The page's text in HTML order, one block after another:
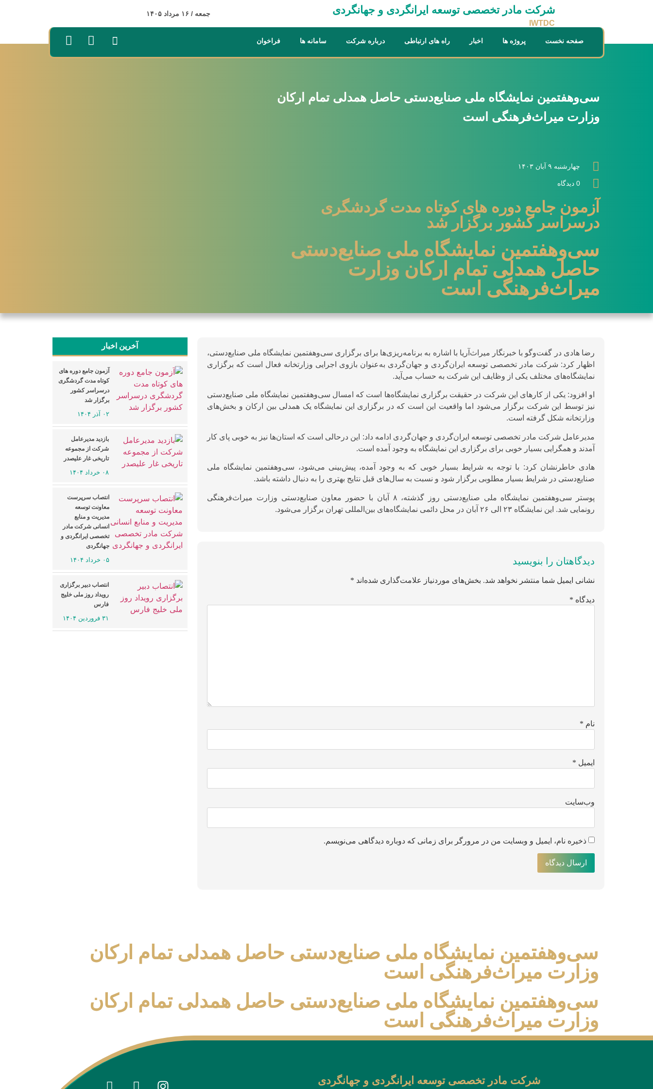
شرکت مادر تخصصی توسعه ایرانگردی و جهانگردی
IWTDC
جمعه / ۱۶ مرداد ۱۴۰۵
صفحه نخست پروژه ها اخبار راه های ارتباطی درباره شرکت سامانه ها فراخوان
سی‌وهفتمین نمایشگاه ملی صنایع‌دستی حاصل همدلی تمام ارکان
وزارت میراث‌فرهنگی است
چهارشنبه ۹ آبان ۱۴۰۳
0 دیدگاه
آزمون جامع دوره های کوتاه مدت گردشگری
درسراسر کشور برگزار شد
سی‌وهفتمین نمایشگاه ملی صنایع‌دستی
حاصل همدلی تمام ارکان وزارت
میراث‌فرهنگی است
رضا هادی در گفت‌وگو با خبرنگار میراث‌آریا با اشاره به برنامه‌ریزی‌ها برای برگزاری سی‌وهفتمین نمایشگاه ملی صنایع‌دستی،
اظهار کرد: شرکت مادر تخصصی توسعه ایران‌گردی و جهان‌گردی به‌عنوان بازوی اجرایی وزارتخانه فعال است که برگزاری
نمایشگاه‌های مختلف یکی از وظایف این شرکت به حساب می‌آید.
او افزود: یکی از کارهای این شرکت در حقیقت برگزاری نمایشگاه‌ها است که امسال سی‌وهفتمین نمایشگاه ملی صنایع‌دستی
نیز توسط این شرکت برگزار می‌شود اما واقعیت این است که در برگزاری این نمایشگاه یک همدلی بین ارکان و بخش‌های
وزارتخانه شکل گرفته است.
مدیرعامل شرکت مادر تخصصی توسعه ایران‌گردی و جهان‌گردی ادامه داد: این درحالی است که استان‌ها نیز به خوبی پای کار
آمدند و همگرایی بسیار خوبی برای برگزاری این نمایشگاه به وجود آمده است.
هادی خاطرنشان کرد: با توجه به شرایط بسیار خوبی که به وجود آمده، پیش‌بینی می‌شود، سی‌وهفتمین نمایشگاه ملی
صنایع‌دستی در شرایط بسیار مطلوبی برگزار شود و نسبت به سال‌های قبل نتایج بهتری را به دنبال داشته باشد.
پوستر سی‌وهفتمین نمایشگاه ملی صنایع‌دستی روز گذشته، ۸ آبان با حضور معاون صنایع‌دستی وزارت میراث‌فرهنگی
رونمایی شد. این نمایشگاه ۲۳ الی ۲۶ آبان در محل دائمی نمایشگاه‌های بین‌المللی تهران برگزار می‌شود.
دیدگاهتان را بنویسید
نشانی ایمیل شما منتشر نخواهد شد. بخش‌های موردنیاز علامت‌گذاری شده‌اند *
دیدگاه *
نام *
ایمیل *
وب‌سایت
ذخیره نام، ایمیل و وبسایت من در مرورگر برای زمانی که دوباره دیدگاهی می‌نویسم.
آخرین اخبار
آزمون جامع دوره های
کوتاه مدت گردشگری
درسراسر کشور
برگزار شد
۰۲ آذر ۱۴۰۴
بازدید مدیرعامل
شرکت از مجموعه
تاریخی غار علیصدر
۰۸ خرداد ۱۴۰۴
انتصاب سرپرست
معاونت توسعه
مدیریت و منابع
انسانی شرکت مادر
تخصصی ایرانگردی و
جهانگردی
۰۵ خرداد ۱۴۰۴
انتصاب دبیر برگزاری
رویداد روز ملی خلیج
فارس
۳۱ فروردین ۱۴۰۴
سی‌وهفتمین نمایشگاه ملی صنایع‌دستی حاصل همدلی تمام ارکان
وزارت میراث‌فرهنگی است
سی‌وهفتمین نمایشگاه ملی صنایع‌دستی حاصل همدلی تمام ارکان
وزارت میراث‌فرهنگی است
شرکت مادر تخصصی توسعه ایرانگردی و جهانگردی